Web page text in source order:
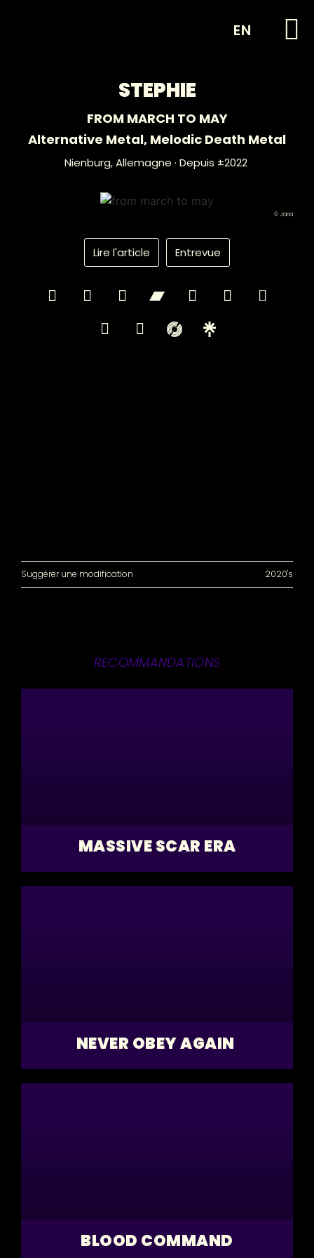
EN
STEPHIE
FROM MARCH TO MAY
Alternative Metal, Melodic Death Metal
Nienburg, Allemagne · Depuis ±2022
© Jana
Lire l'article Entrevue
Suggérer une modification 2020's
RECOMMANDATIONS
MASSIVE SCAR ERA
NEVER OBEY AGAIN
BLOOD COMMAND